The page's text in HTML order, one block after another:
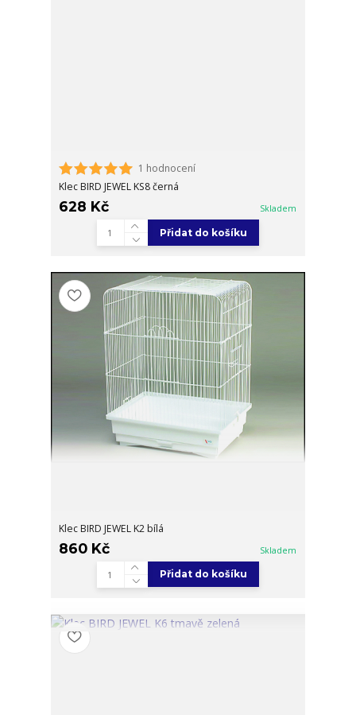
1 hodnocení
Klec BIRD JEWEL KS8 černá
628 Kč Skladem
Přidat do košíku
Klec BIRD JEWEL K2 bílá
860 Kč Skladem
Přidat do košíku